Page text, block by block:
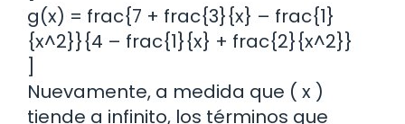
g(x) = frac{7 + frac{3}{x} – frac{1}
{x^2}}{4 – frac{1}{x} + frac{2}{x^2}}
]
Nuevamente, a medida que ( x )
tiende a infinito, los términos que